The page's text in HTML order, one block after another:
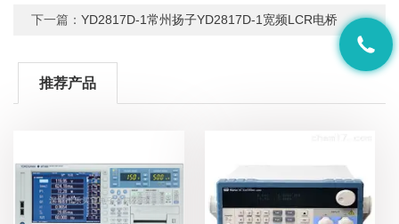
下一篇：YD2817D-1常州扬子YD2817D-1宽频LCR电桥
推荐产品